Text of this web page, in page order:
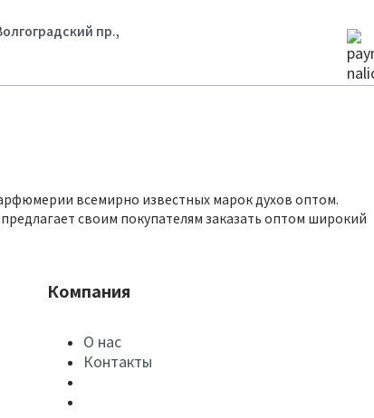
пр.,
всемирно известных марок духов оптом.
своим покупателям заказать оптом широкий
Компания
О нас
Контакты